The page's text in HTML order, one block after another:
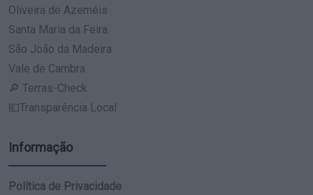
Oliveira de Azeméis
Santa Maria da Feira
São João da Madeira
Vale de Cambra
🔎 Terras-Check
💶Transparência Local
Informação
Política de Privacidade